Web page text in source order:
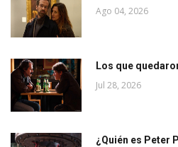
Ago 04, 2026
Los que
Jul 28, 2026
¿Quién es Peter